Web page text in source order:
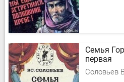
Семья
первая
Соловьев